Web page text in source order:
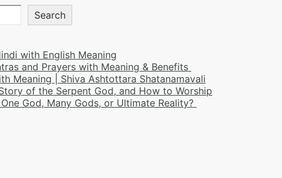
Search
with English Meaning
and Prayers with Meaning & Benefits
Meaning | Shiva Ashtottara Shatanamavali
of the Serpent God, and How to Worship
God, Many Gods, or Ultimate Reality?